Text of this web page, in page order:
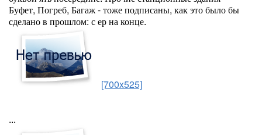
Буфет, Погреб, Багаж - тоже подписаны, как это было бы
сделано в прошлом: с ер на конце.
[700x525]
...